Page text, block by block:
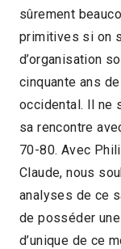
sûrement
primitives si on
d’organisation
cinquante ans
occidental. Il ne
sa rencontre
70-80. Avec
Claude, nous
analyses de ce
de posséder
d’unique de ce